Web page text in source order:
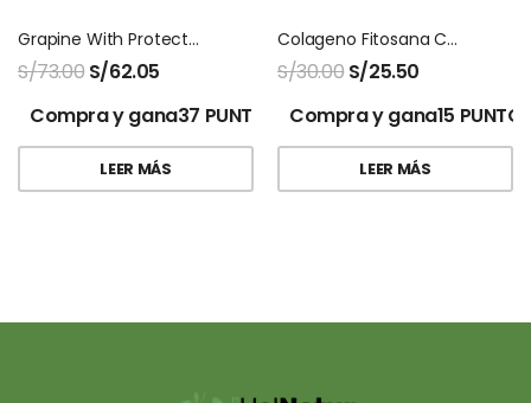
Grapine With Protector 120 Tabletas Natures Sunshine
S/73.00 S/62.05
Compra y gana37 PUNTOS!
LEER MÁS
Colageno Fitosana Con Cafe
S/30.00 S/25.50
Compra y gana15
LEER MÁS